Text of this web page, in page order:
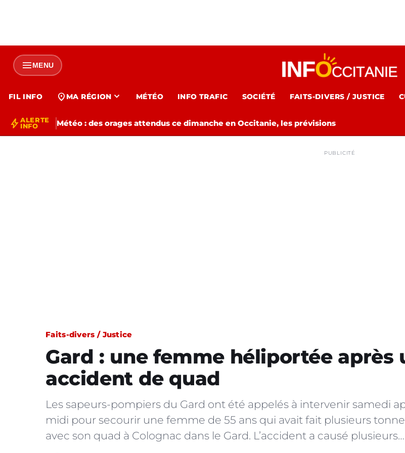
menuMENU
FIL INFO location_on MA RÉGION expand_more MÉTÉO INFO TRAFIC SOCIÉTÉ FAITS-DIVERS / JUSTICE
bolt ALERTE
INFO
Météo : des orages attendus ce dimanche en Occitanie, les prévisions
PUBLICITÉ
Faits-divers / Justice
Gard : une femme héliportée après
accident de quad
Les sapeurs-pompiers du Gard ont été appelés à intervenir samedi
midi pour secourir une femme de 55 ans qui avait fait plusieurs
avec son quad à Colognac dans le Gard. L’accident a causé plusieurs…